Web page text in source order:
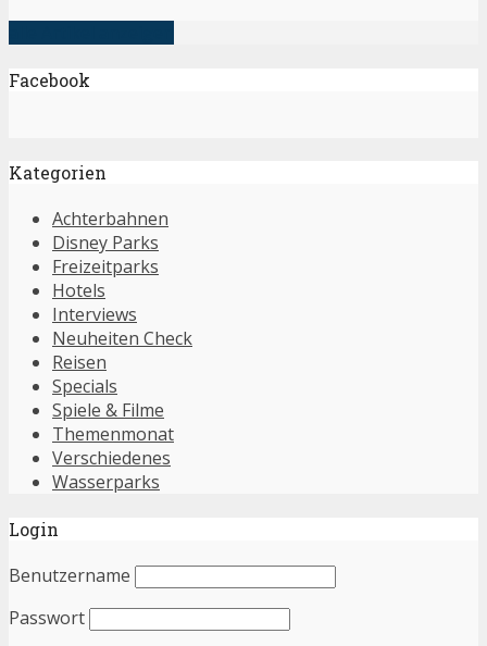
Facebook
Kategorien
Achterbahnen
Disney Parks
Freizeitparks
Hotels
Interviews
Neuheiten Check
Reisen
Specials
Spiele & Filme
Themenmonat
Verschiedenes
Wasserparks
Login
Benutzername
Passwort